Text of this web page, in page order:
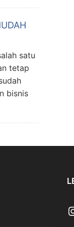
satu
tetap
bisnis